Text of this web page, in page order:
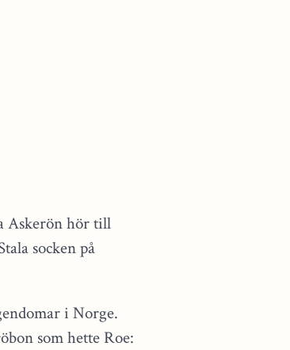
Askerön hör till
socken på
i Norge.
som hette Roe: